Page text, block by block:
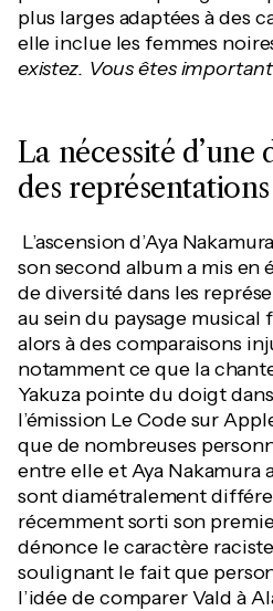
plus larges adaptées à des
elle inclue les femmes
existez. Vous êtes
La nécessité
des
L’ascension d’Aya
son second album a mis en
de diversité dans les
au sein du paysage
alors à des comparaisons
notamment ce que la
Yakuza pointe du doigt
l’émission Le Code sur
que de nombreuses
entre elle et Aya Nakamura
sont diamétralement
récemment sorti son
dénonce le caractère
soulignant le fait que
l’idée de comparer Vald à